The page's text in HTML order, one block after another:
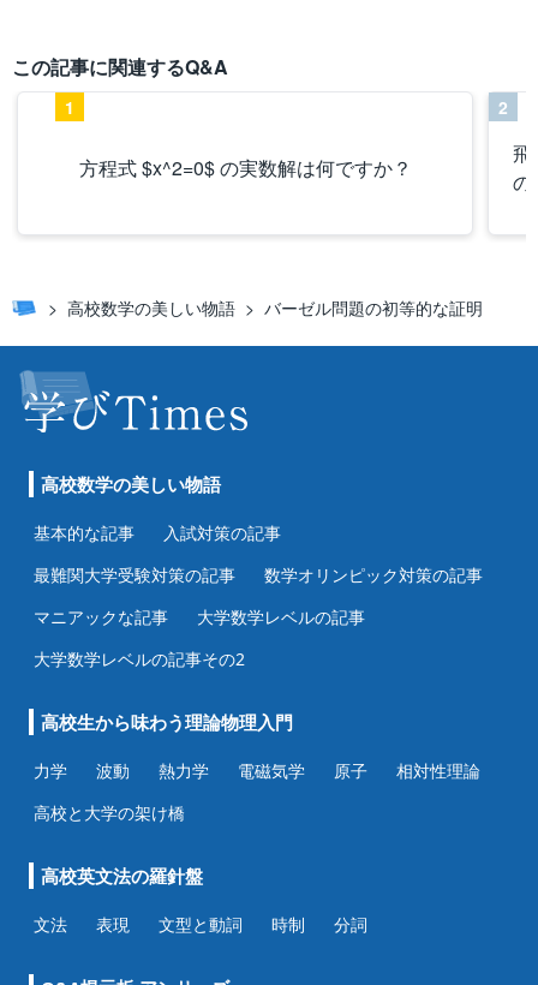
この記事に関連するQ&A
方程式 $x^2=0$ の実数解は何ですか？
1
飛
の
2
高校数学の美しい物語 バーゼル問題の初等的な証明
高校数学の美しい物語
基本的な記事
入試対策の記事
最難関大学受験対策の記事
数学オリンピック対策の記事
マニアックな記事
大学数学レベルの記事
大学数学レベルの記事その2
高校生から味わう理論物理入門
力学 波動 熱力学 電磁気学 原子
相対性理論
高校と大学の架け橋
高校英文法の羅針盤
文法 表現 文型と動詞 時制 分詞